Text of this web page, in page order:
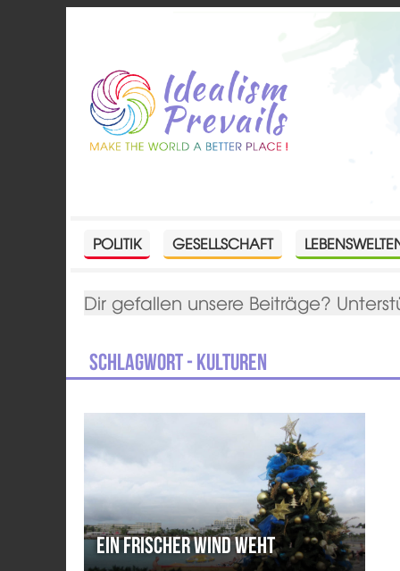
POLITIK GESELLSCHAFT
Dir gefallen unsere Beiträge?
Schlagwort - Kulturen
Ein frischer Wind weht